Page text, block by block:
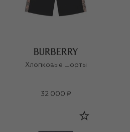
Хлопковые шорты
32 000 ₽